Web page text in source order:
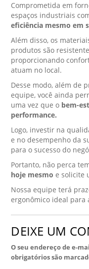
Comprometida em
espaços industriais
eficiência mesmo em
Além disso, os
produtos são
proporcionando
atuam no local.
Desse modo, além de
equipe, você ainda
uma vez que o bem-
performance.
Logo, investir na
e no desempenho da
para o sucesso do
Portanto, não perca
hoje mesmo e solicite
Nossa equipe terá
ergonômico ideal para
DEIXE UM
O seu endereço de e-
obrigatórios são